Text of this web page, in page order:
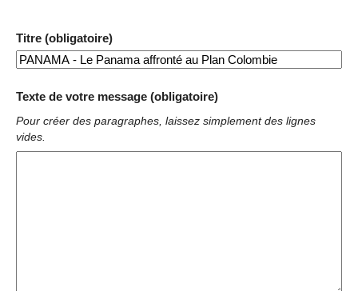
Titre (obligatoire)
Texte de votre message (obligatoire)
Pour créer des paragraphes, laissez simplement des lignes
vides.